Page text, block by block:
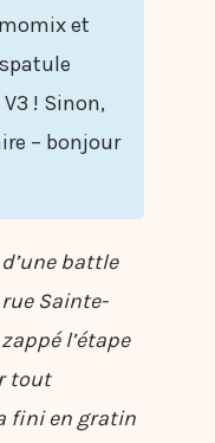
et
! Sinon,
– bonjour
battle
Sainte-
l’étape
tout
fini en gratin